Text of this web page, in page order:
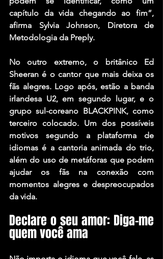
capítulo da vida chegando ao fim”,
afirma Sylvia Johnson, Diretora de
Metodologia da Preply.
No outro extremo, o britânico Ed
Sheeran é o cantor que mais deixa os
fãs alegres. Logo após, estão a banda
irlandesa U2, em segundo lugar, e o
grupo sul-coreano BLACKPINK, como
terceiro colocado. Um dos possíveis
motivos segundo a plataforma de
idiomas é a cantoria animada do trio,
além do uso de metáforas que podem
ajudar os fãs na conexão com
momentos alegres e despreocupados
da vida.
Declare o seu amor: Diga-me
quem você ama